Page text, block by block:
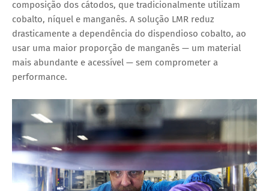
composição dos cátodos, que tradicionalmente utilizam
cobalto, níquel e manganês. A solução LMR reduz
drasticamente a dependência do dispendioso cobalto, ao
usar uma maior proporção de manganês — um material
mais abundante e acessível — sem comprometer a
performance.